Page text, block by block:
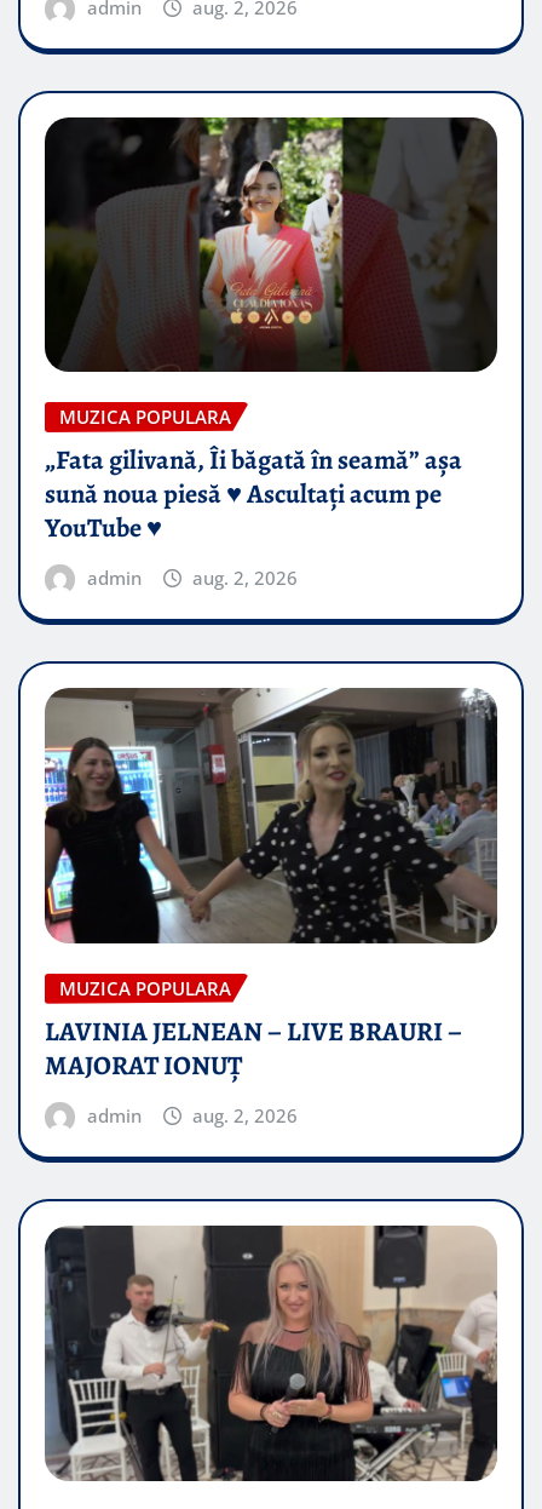
admin aug. 2, 2026
MUZICA POPULARA
„Fata gilivană, Îi băgată în seamă” așa
sună noua piesă ♥️ Ascultați acum pe
YouTube ♥️
admin aug. 2, 2026
MUZICA POPULARA
LAVINIA JELNEAN – LIVE BRAURI –
MAJORAT IONUŢ
admin aug. 2, 2026